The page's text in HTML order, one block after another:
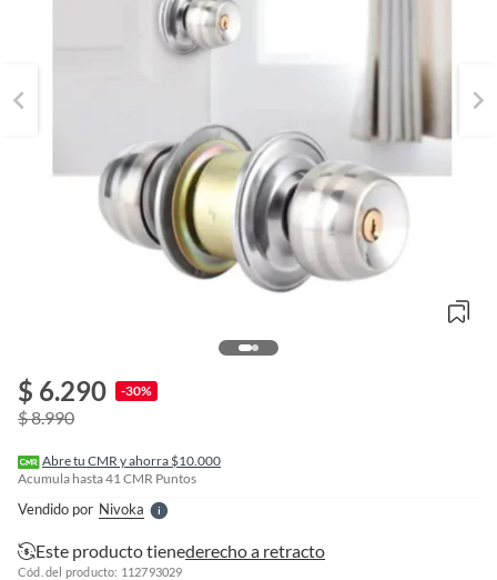
$ 6.290 -30%
$ 8.990
Abre tu CMR y ahorra $10.000
Acumula hasta41CMR Puntos
Vendido por NivokaS
l
l
I
n
Este producto tienederecho a retracto
Cód. del producto: 112793029